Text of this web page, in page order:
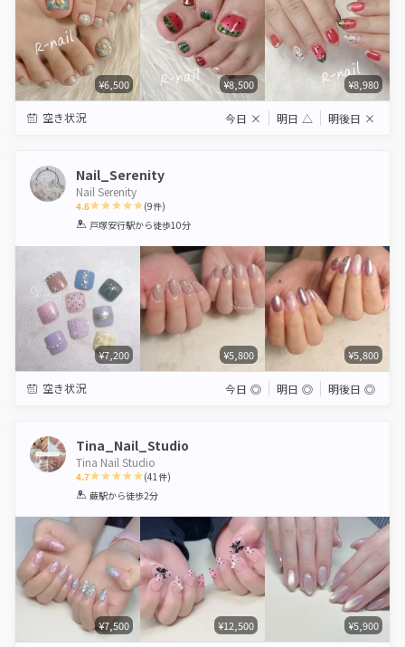
¥6,500 ¥8,500 ¥8,980
空き状況 今日 × 明日 △ 明後日 ×
Nail_Serenity
Nail Serenity
4.6
1 2 3 4 5
(9件)
戸塚安行駅から徒歩10分
¥7,200 ¥5,800 ¥5,800
空き状況 今日 ◎ 明日 ◎ 明後日 ◎
Tina_Nail_Studio
Tina Nail Studio
4.7
1 2 3 4 5
(41件)
蕨駅から徒歩2分
¥7,500 ¥12,500 ¥5,900